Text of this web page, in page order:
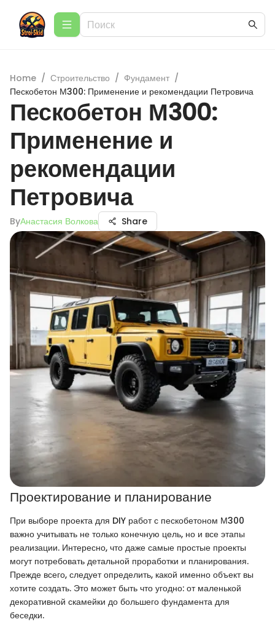
Home / Строительство / Фундамент /
Пескобетон М300: Применение и рекомендации Петровича
Пескобетон М300:
Применение и
рекомендации
Петровича
ByАнастасия Волкова Share
Проектирование и планирование
При выборе проекта для DIY работ с пескобетоном М300
важно учитывать не только конечную цель, но и все этапы
реализации. Интересно, что даже самые простые проекты
могут потребовать детальной проработки и планирования.
Прежде всего, следует определить, какой именно объект вы
хотите создать. Это может быть что угодно: от маленькой
декоративной скамейки до большего фундамента для
беседки.